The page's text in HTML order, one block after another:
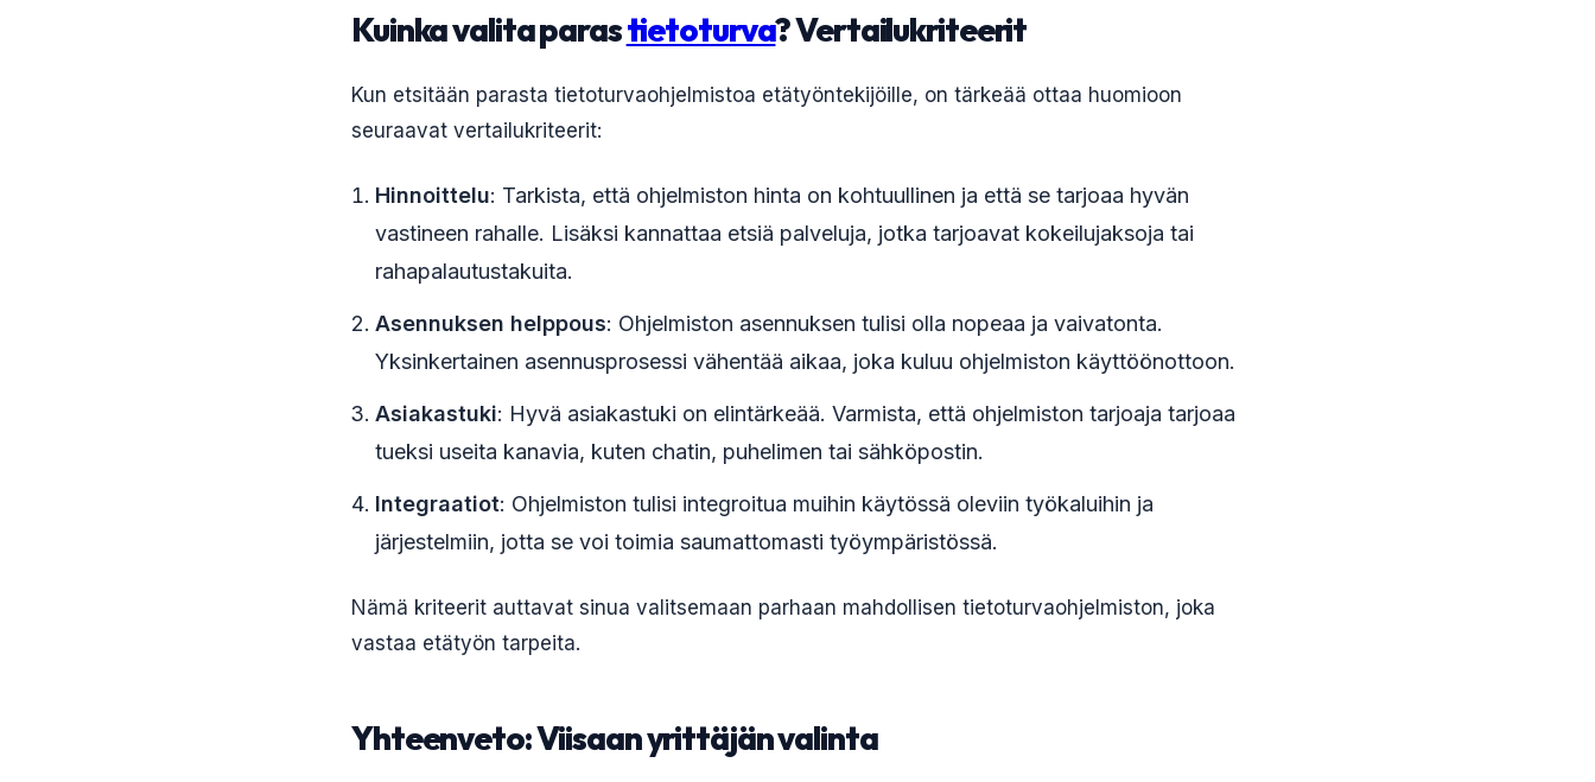
Kuinka valita parastietoturva? Vertailukriteerit
Kun etsitään parasta tietoturvaohjelmistoa etätyöntekijöille, on tärkeää ottaa huomioon
seuraavat vertailukriteerit:
Hinnoittelu: Tarkista, että ohjelmiston hinta on kohtuullinen ja että se tarjoaa hyvän
vastineen rahalle. Lisäksi kannattaa etsiä palveluja, jotka tarjoavat kokeilujaksoja tai
rahapalautustakuita.
Asennuksen helppous: Ohjelmiston asennuksen tulisi olla nopeaa ja vaivatonta.
Yksinkertainen asennusprosessi vähentää aikaa, joka kuluu ohjelmiston käyttöönottoon.
Asiakastuki: Hyvä asiakastuki on elintärkeää. Varmista, että ohjelmiston tarjoaja tarjoaa
tueksi useita kanavia, kuten chatin, puhelimen tai sähköpostin.
Integraatiot: Ohjelmiston tulisi integroitua muihin käytössä oleviin työkaluihin ja
järjestelmiin, jotta se voi toimia saumattomasti työympäristössä.
Nämä kriteerit auttavat sinua valitsemaan parhaan mahdollisen tietoturvaohjelmiston, joka
vastaa etätyön tarpeita.
Yhteenveto: Viisaan yrittäjän valinta